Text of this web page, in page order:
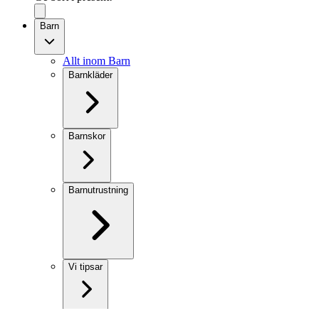
Barn
Allt inom Barn
Barnkläder
Barnskor
Barnutrustning
Vi tipsar